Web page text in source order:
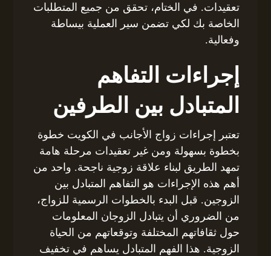
تعقيدات. في الختام، تحقق من جميع المتطلبات
الخاصة بك لكي تضمن سير العملية بيساطة
وفعالية.
إجراءات التفاهم
المتبادل بين الطرفين
تعتبر إجراءات زواج الأجانب في الكويت خطوة
بخطوة بسهولة ومن غير تعقيدات مرحلة هامة
تمهد الطريق لبناء علاقة زوجية ناجحة. واحد من
أهم هذه الإجراءات هو التفاهم المتبادل بين
الزوجين. قبل البدء بالخطوات الرسمية للزواج،
من الضروري أن يتبادل الزوجان المعلومات
حول ثقافاتهم المختلفة وتوقعاتهم من الحياة
الزوجية. هذا الفهم المتبادل يساهم في تخفيف